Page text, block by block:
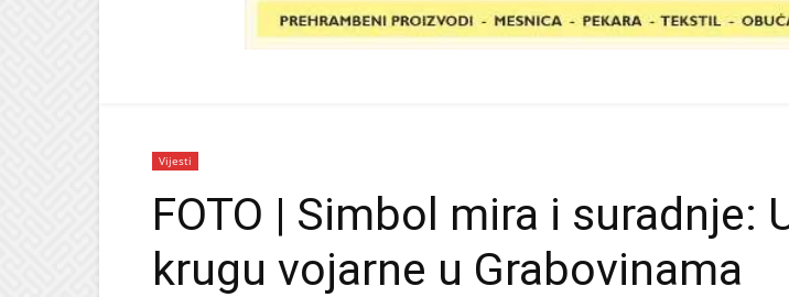
Vijesti
FOTO | Simbol mira i suradnje:
krugu vojarne u Grabovinama